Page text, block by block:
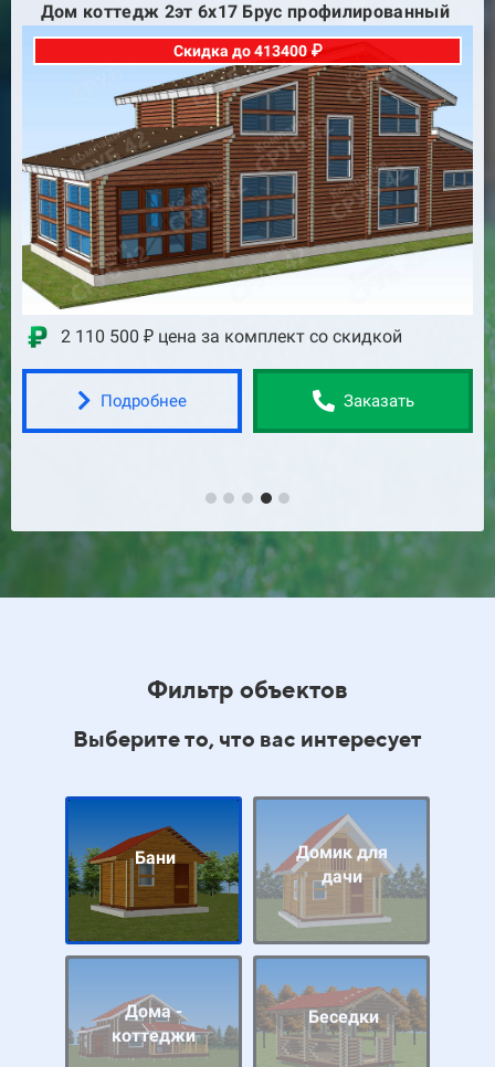
Дом коттедж 2эт 6х17 Брус профилированный
Скидка до 413400 ₽
2 110 500 ₽ цена за комплект со скидкой
Подробнее Заказать
Фильтр объектов
Выберите то, что вас интересует
Бани
Домик для
дачи
Дома -
коттеджи
Беседки